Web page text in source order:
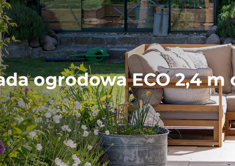
ogrodowa ECO 2,4 m